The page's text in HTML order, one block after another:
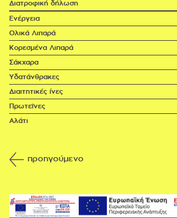
Διατροφική δήλωση
Ενέργεια
Ολικά Λιπαρά
Κορεσμένα Λιπαρά
Σάκχαρα
Υδατάνθρακες
Διαιτητικές ίνες
Πρωτεΐνες
Αλάτι
προηγούμενο